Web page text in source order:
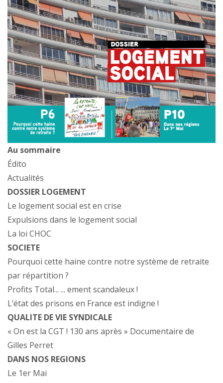
Au sommaire
Édito
Actualités
DOSSIER LOGEMENT
Le logement social est en crise
Expulsions dans le logement social
La loi CHOC
SOCIETE
Pourquoi cette haine contre notre système de retraite
par répartition ?
Profits Total... ... ement scandaleux !
L’état des prisons en France est indigne !
QUALITE DE VIE SYNDICALE
« On est la CGT ! 130 ans après » Documentaire de
Gilles Perret
DANS NOS REGIONS
Le 1er Mai